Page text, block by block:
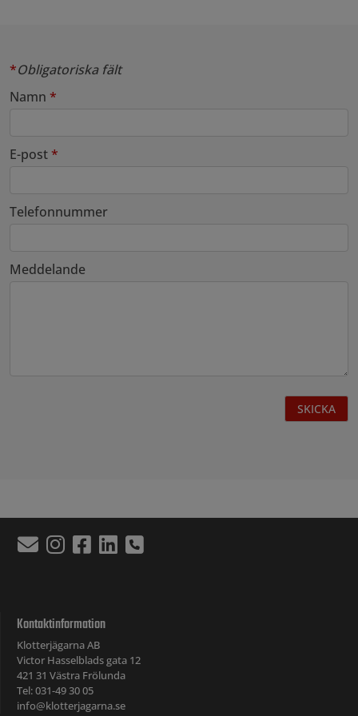
*Obligatoriska fält
Namn *
E-post *
Telefonnummer
Meddelande
Kontaktinformation
Klotterjägarna AB
Victor Hasselblads gata 12
421 31 Västra Frölunda
Tel: 031-49 30 05
info@klotterjagarna.se